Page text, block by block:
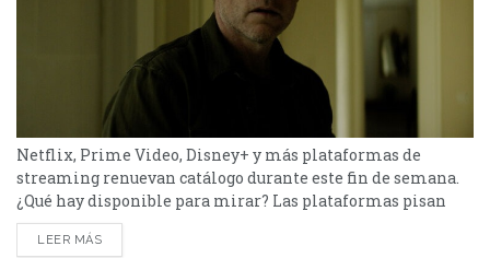
Netflix, Prime Video, Disney+ y más plataformas de
streaming renuevan catálogo durante este fin de semana.
¿Qué hay disponible para mirar? Las plataformas pisan
fuerte con una batería de lanzamientos que combinan
producciones locales y adaptaciones ambiciosas.
LEER MÁS